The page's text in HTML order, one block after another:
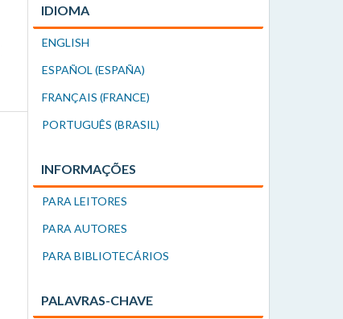
IDIOMA
ENGLISH
ESPAÑOL (ESPAÑA)
FRANÇAIS (FRANCE)
PORTUGUÊS (BRASIL)
INFORMAÇÕES
PARA LEITORES
PARA AUTORES
PARA BIBLIOTECÁRIOS
PALAVRAS-CHAVE